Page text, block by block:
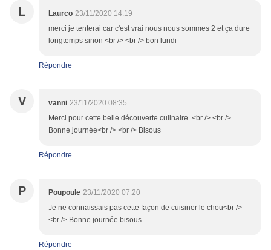
L Laurco 23/11/2020 14:19
merci je tenterai car c'est vrai nous nous sommes 2 et ça dure
longtemps sinon <br /> <br /> bon lundi
Répondre
V vanni 23/11/2020 08:35
Merci pour cette belle découverte culinaire..<br /> <br />
Bonne journée<br /> <br /> Bisous
Répondre
P Poupoule 23/11/2020 07:20
Je ne connaissais pas cette façon de cuisiner le chou<br />
<br /> Bonne journée bisous
Répondre